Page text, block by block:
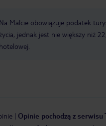
Na Malcie obowiązuje podatek
jednak jest nie większy niż
hotelowej.
| Opinie pochodzą z